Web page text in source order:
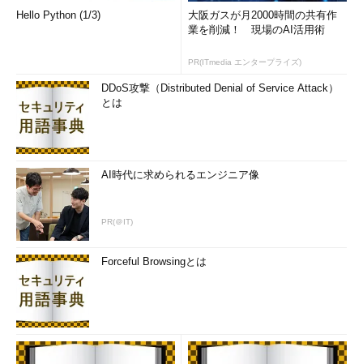
Hello Python (1/3)
大阪ガスが月2000時間の共有作
業を削減！ 現場のAI活用術
PR(ITmedia エンタープライズ)
DDoS攻撃（Distributed Denial of Service Attack）
とは
AI時代に求められるエンジニア像
PR(＠IT)
Forceful Browsingとは